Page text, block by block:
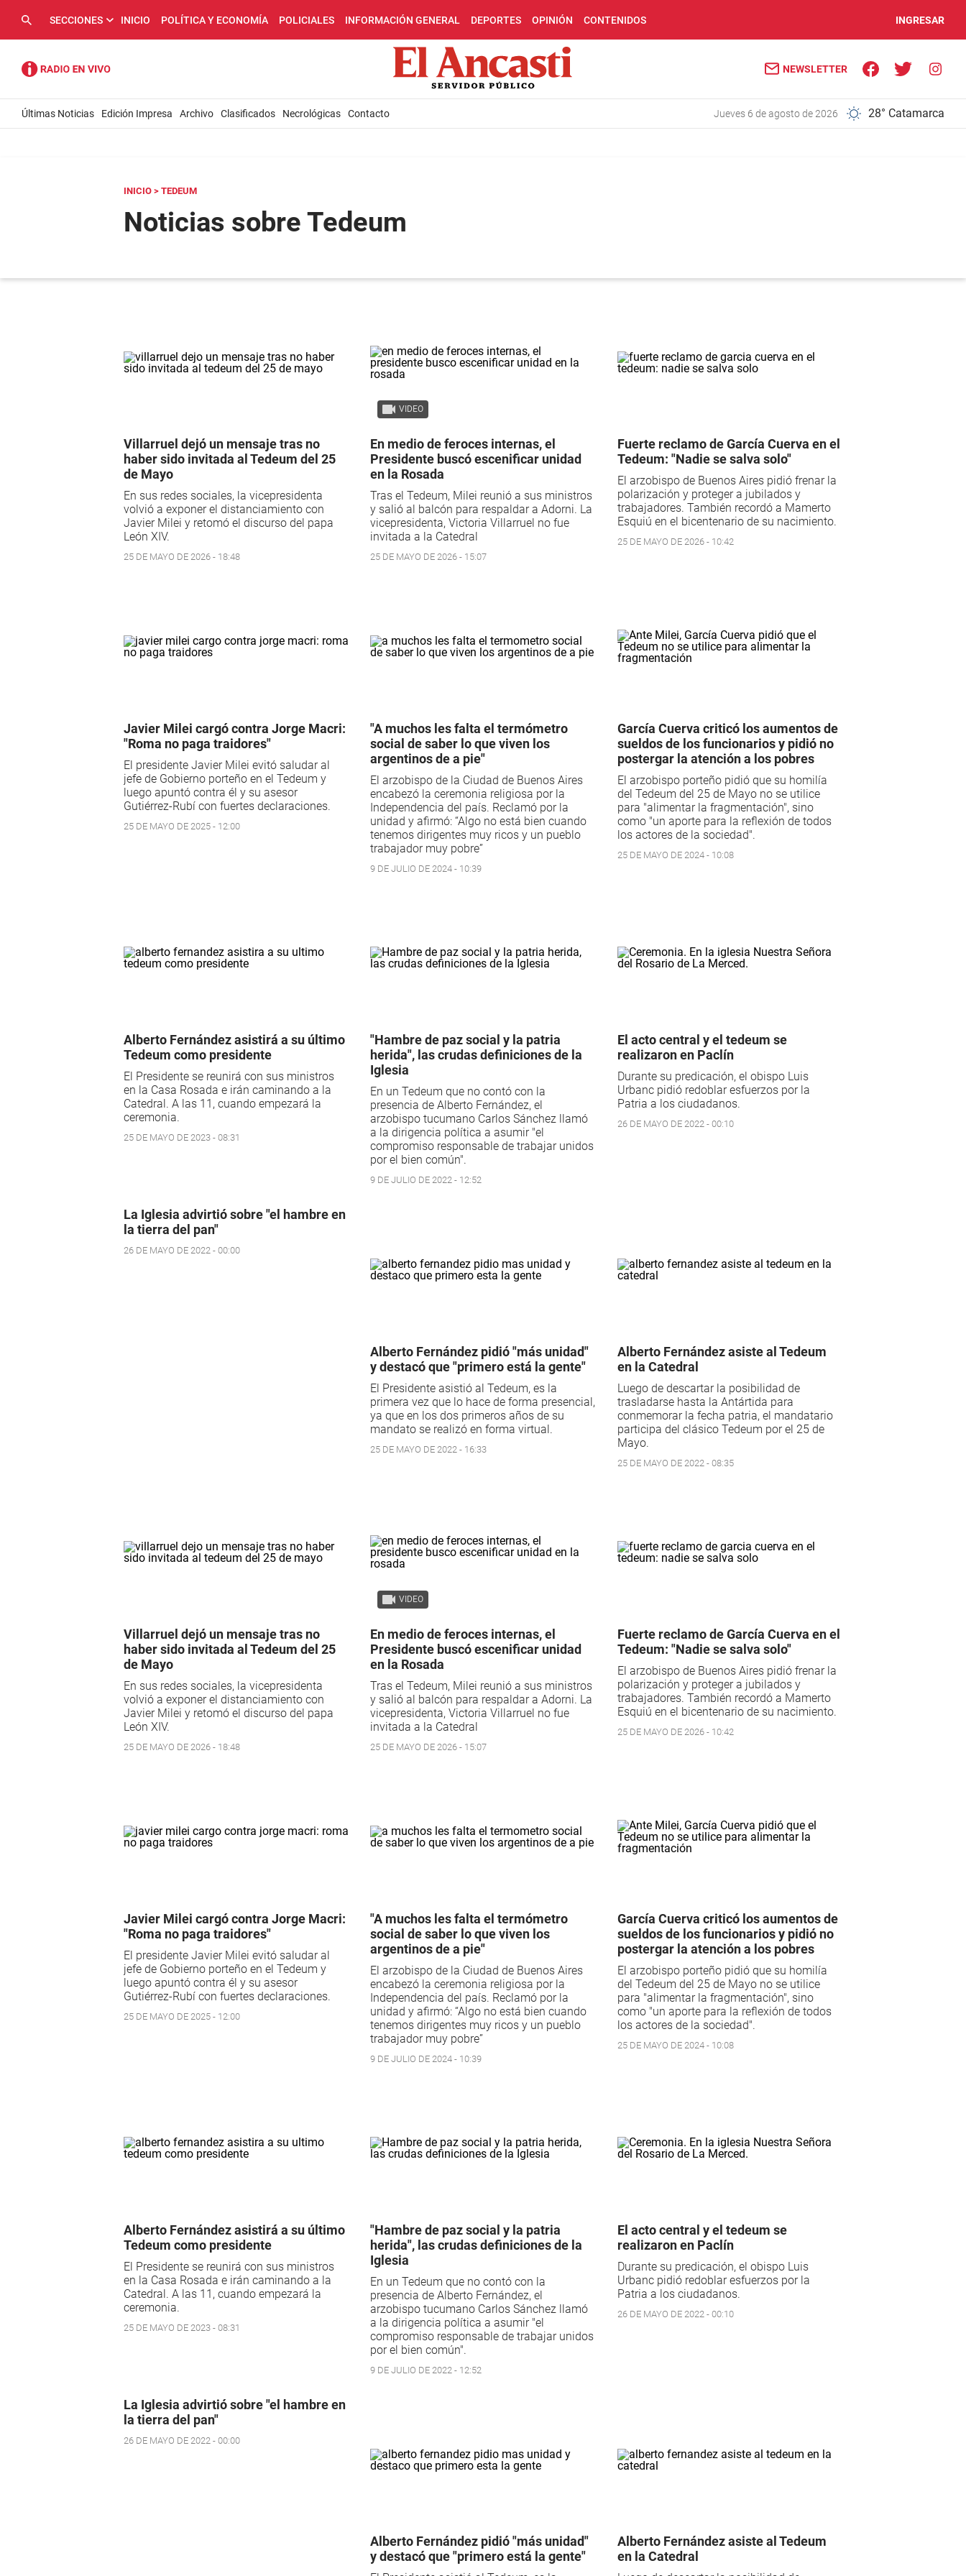
SECCIONES INICIO POLÍTICA Y ECONOMÍA POLICIALES INFORMACIÓN GENERAL DEPORTES OPINIÓN CONTENIDOS INGRESAR
NEWSLETTER
Últimas Noticias Edición Impresa Archivo Clasificados Necrológicas Contacto jueves 6 de agosto de 2026 28° Catamarca
INICIO > TEDEUM
Noticias sobre Tedeum
Villarruel dejó un mensaje tras no
haber sido invitada al Tedeum del 25
de Mayo
En sus redes sociales, la vicepresidenta
volvió a exponer el distanciamiento con
Javier Milei y retomó el discurso del papa
León XIV.
25 DE MAYO DE 2026 - 18:48
VIDEO
En medio de feroces internas, el
Presidente buscó escenificar unidad
en la Rosada
Tras el Tedeum, Milei reunió a sus ministros
y salió al balcón para respaldar a Adorni. La
vicepresidenta, Victoria Villarruel no fue
invitada a la Catedral
25 DE MAYO DE 2026 - 15:07
Fuerte reclamo de García Cuerva en el
Tedeum: "Nadie se salva solo"
El arzobispo de Buenos Aires pidió frenar la
polarización y proteger a jubilados y
trabajadores. También recordó a Mamerto
Esquiú en el bicentenario de su nacimiento.
25 DE MAYO DE 2026 - 10:42
Javier Milei cargó contra Jorge Macri:
"Roma no paga traidores"
El presidente Javier Milei evitó saludar al
jefe de Gobierno porteño en el Tedeum y
luego apuntó contra él y su asesor
Gutiérrez-Rubí con fuertes declaraciones.
25 DE MAYO DE 2025 - 12:00
"A muchos les falta el termómetro
social de saber lo que viven los
argentinos de a pie"
El arzobispo de la Ciudad de Buenos Aires
encabezó la ceremonia religiosa por la
Independencia del país. Reclamó por la
unidad y afirmó: “Algo no está bien cuando
tenemos dirigentes muy ricos y un pueblo
trabajador muy pobre”
9 DE JULIO DE 2024 - 10:39
García Cuerva criticó los aumentos de
sueldos de los funcionarios y pidió no
postergar la atención a los pobres
El arzobispo porteño pidió que su homilía
del Tedeum del 25 de Mayo no se utilice
para "alimentar la fragmentación", sino
como "un aporte para la reflexión de todos
los actores de la sociedad".
25 DE MAYO DE 2024 - 10:08
Alberto Fernández asistirá a su último
Tedeum como presidente
El Presidente se reunirá con sus ministros
en la Casa Rosada e irán caminando a la
Catedral. A las 11, cuando empezará la
ceremonia.
25 DE MAYO DE 2023 - 08:31
"Hambre de paz social y la patria
herida", las crudas definiciones de la
Iglesia
En un Tedeum que no contó con la
presencia de Alberto Fernández, el
arzobispo tucumano Carlos Sánchez llamó
a la dirigencia política a asumir "el
compromiso responsable de trabajar unidos
por el bien común".
9 DE JULIO DE 2022 - 12:52
El acto central y el tedeum se
realizaron en Paclín
Durante su predicación, el obispo Luis
Urbanc pidió redoblar esfuerzos por la
Patria a los ciudadanos.
26 DE MAYO DE 2022 - 00:10
La Iglesia advirtió sobre "el hambre en
la tierra del pan"
26 DE MAYO DE 2022 - 00:00
Alberto Fernández pidió "más unidad"
y destacó que "primero está la gente"
El Presidente asistió al Tedeum, es la
primera vez que lo hace de forma presencial,
ya que en los dos primeros años de su
mandato se realizó en forma virtual.
25 DE MAYO DE 2022 - 16:33
Alberto Fernández asiste al Tedeum
en la Catedral
Luego de descartar la posibilidad de
trasladarse hasta la Antártida para
conmemorar la fecha patria, el mandatario
participa del clásico Tedeum por el 25 de
Mayo.
25 DE MAYO DE 2022 - 08:35
Villarruel dejó un mensaje tras no
haber sido invitada al Tedeum del 25
de Mayo
En sus redes sociales, la vicepresidenta
volvió a exponer el distanciamiento con
Javier Milei y retomó el discurso del papa
León XIV.
25 DE MAYO DE 2026 - 18:48
VIDEO
En medio de feroces internas, el
Presidente buscó escenificar unidad
en la Rosada
Tras el Tedeum, Milei reunió a sus ministros
y salió al balcón para respaldar a Adorni. La
vicepresidenta, Victoria Villarruel no fue
invitada a la Catedral
25 DE MAYO DE 2026 - 15:07
Fuerte reclamo de García Cuerva en el
Tedeum: "Nadie se salva solo"
El arzobispo de Buenos Aires pidió frenar la
polarización y proteger a jubilados y
trabajadores. También recordó a Mamerto
Esquiú en el bicentenario de su nacimiento.
25 DE MAYO DE 2026 - 10:42
Javier Milei cargó contra Jorge Macri:
"Roma no paga traidores"
El presidente Javier Milei evitó saludar al
jefe de Gobierno porteño en el Tedeum y
luego apuntó contra él y su asesor
Gutiérrez-Rubí con fuertes declaraciones.
25 DE MAYO DE 2025 - 12:00
"A muchos les falta el termómetro
social de saber lo que viven los
argentinos de a pie"
El arzobispo de la Ciudad de Buenos Aires
encabezó la ceremonia religiosa por la
Independencia del país. Reclamó por la
unidad y afirmó: “Algo no está bien cuando
tenemos dirigentes muy ricos y un pueblo
trabajador muy pobre”
9 DE JULIO DE 2024 - 10:39
García Cuerva criticó los aumentos de
sueldos de los funcionarios y pidió no
postergar la atención a los pobres
El arzobispo porteño pidió que su homilía
del Tedeum del 25 de Mayo no se utilice
para "alimentar la fragmentación", sino
como "un aporte para la reflexión de todos
los actores de la sociedad".
25 DE MAYO DE 2024 - 10:08
Alberto Fernández asistirá a su último
Tedeum como presidente
El Presidente se reunirá con sus ministros
en la Casa Rosada e irán caminando a la
Catedral. A las 11, cuando empezará la
ceremonia.
25 DE MAYO DE 2023 - 08:31
"Hambre de paz social y la patria
herida", las crudas definiciones de la
Iglesia
En un Tedeum que no contó con la
presencia de Alberto Fernández, el
arzobispo tucumano Carlos Sánchez llamó
a la dirigencia política a asumir "el
compromiso responsable de trabajar unidos
por el bien común".
9 DE JULIO DE 2022 - 12:52
El acto central y el tedeum se
realizaron en Paclín
Durante su predicación, el obispo Luis
Urbanc pidió redoblar esfuerzos por la
Patria a los ciudadanos.
26 DE MAYO DE 2022 - 00:10
La Iglesia advirtió sobre "el hambre en
la tierra del pan"
26 DE MAYO DE 2022 - 00:00
Alberto Fernández pidió "más unidad"
y destacó que "primero está la gente"
Alberto Fernández asiste al Tedeum
en la Catedral